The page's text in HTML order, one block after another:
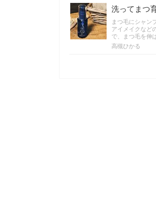
洗ってまつ
まつ毛にシャン
アイメイクなど
で、まつ毛を伸
高槻ひかる